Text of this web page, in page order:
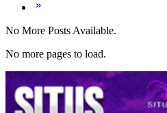
No More Posts Available.
No more pages to load.